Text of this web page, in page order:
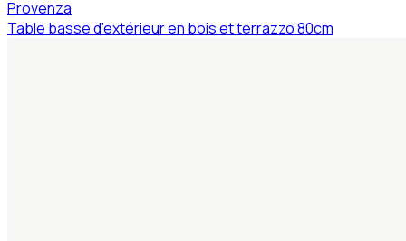
Provenza
Table basse d’extérieur en bois et terrazzo 80cm